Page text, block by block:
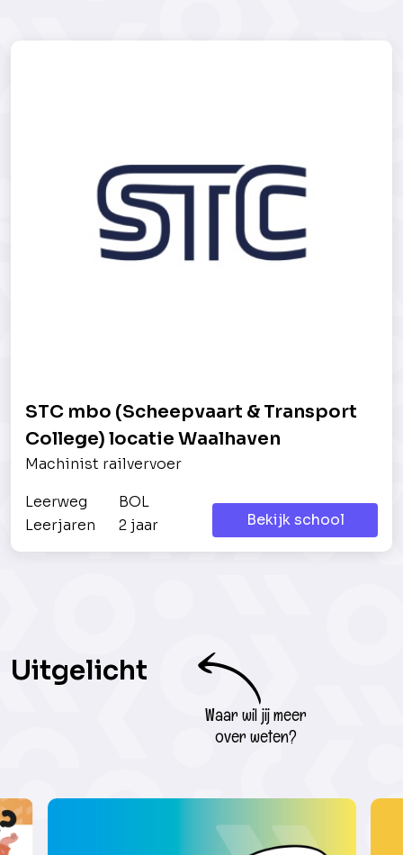
STC mbo (Scheepvaart & Transport
College) locatie Waalhaven
Machinist railvervoer
Leerweg
BOL
Leerjaren
2 jaar Bekijk school
Uitgelicht
Waar wil jij meer
over weten?